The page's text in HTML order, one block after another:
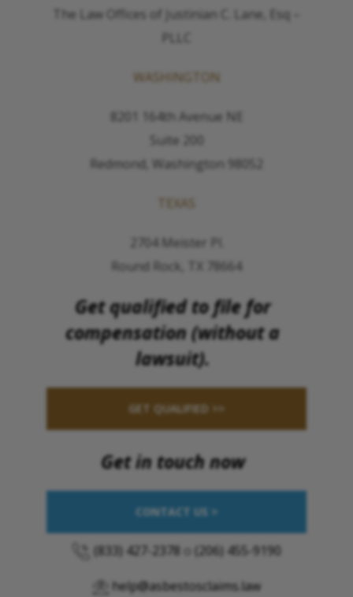
The Law Offices of Justinian C. Lane, Esq –
PLLC
WASHINGTON
8201 164th Avenue NE
Suite 200
Redmond, Washington 98052
TEXAS
2704 Meister Pl.
Round Rock, TX 78664
Get qualified to file for
compensation (without a
lawsuit).
GET QUALIFIED >>
Get in touch now
CONTACT US >
(833) 427-2378 (206) 455-9190
help@asbestosclaims.law